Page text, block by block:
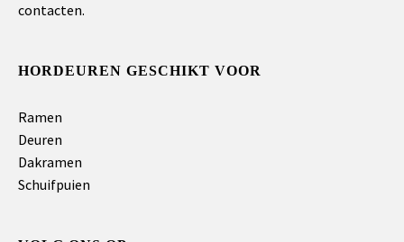
contacten.
HORDEUREN GESCHIKT VOOR
Ramen
Deuren
Dakramen
Schuifpuien